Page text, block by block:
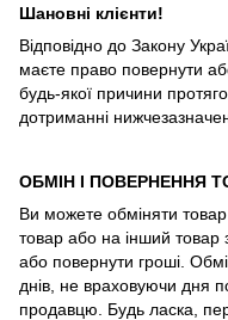
Шановні клієнти!
Відповідно до Закону
маєте право повернути
будь-якої причини
дотриманні
ОБМІН І ПОВЕРНЕННЯ
Ви можете обміняти товар
товар або на інший товар
або повернути гроші.
днів, не враховуючи дня
продавцю. Будь ласка,